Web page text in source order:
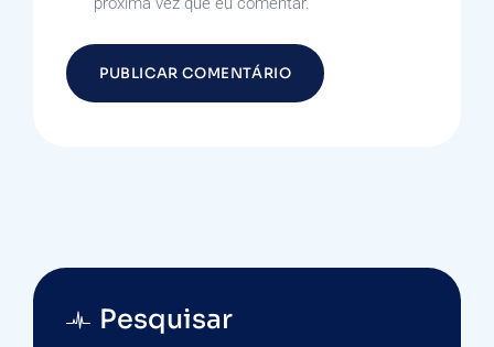
Pesquisar